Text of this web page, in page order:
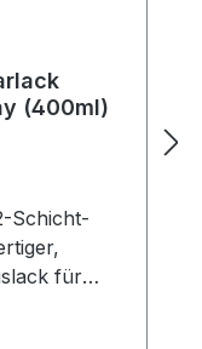
(400ml)
für